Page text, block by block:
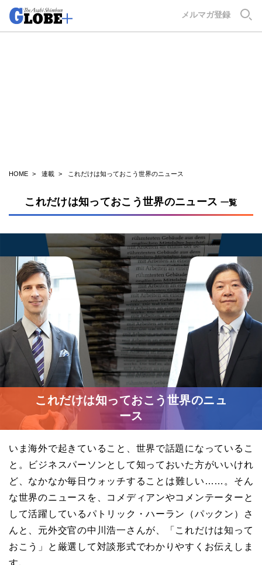
メルマガ登録
HOME 連載 これだけは知っておこう世界のニュース
これだけは知っておこう世界のニュース 一覧
これだけは知っておこう世界のニュ
ース
いま海外で起きていること、世界で話題になっているこ
と。ビジネスパーソンとして知っておいた方がいいけれ
ど、なかなか毎日ウォッチすることは難しい……。そん
な世界のニュースを、コメディアンやコメンテーターと
して活躍しているパトリック・ハーラン（パックン）さ
んと、元外交官の中川浩一さんが、「これだけは知って
おこう」と厳選して対談形式でわかりやすくお伝えしま
す。